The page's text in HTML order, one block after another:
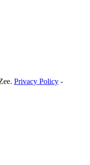
Privacy Policy -